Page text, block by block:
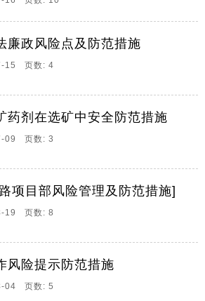
局在市环保局和市纪委的领导下，
市、区有关党风廉政建设精神，结
败体系工作，围绕全区环保工作重
政建设工作，加强领导、重视教
监督，全面落实党风廉政和反腐败
保事业的推动提供了重要的保障。
矿中安全防范措施 在钼矿选矿药
、有毒的物质，如烃、醇、酷类及
，在配置和使用过程中如果操作不
造成 危胁，而且随着选矿废水的排
式进入环境，在自然环境中迁徙转
由于对选矿药剂危害性认识不足，
措施，导致选钥行业曾发生人员中
管理及防范措施 Dowa公路项目部风
、工程施工项目立项阶段存在的风
廉政风险点及防范措施
15 页数: 4
药剂在选矿中安全防范措施
09 页数: 3
项目部风险管理及防范措施]
19 页数: 8
风险提示防范措施
04 页数: 5